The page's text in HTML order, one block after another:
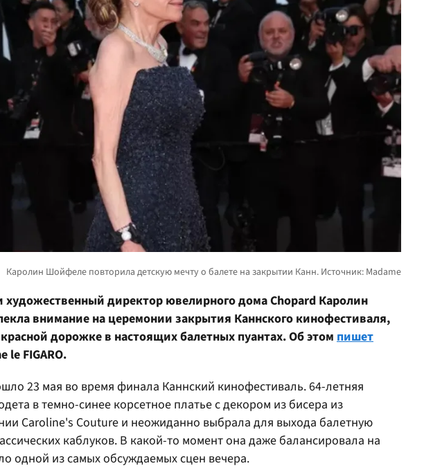
художественный директор ювелирного дома Chopard Каролин
внимание на церемонии закрытия Каннского кинофестиваля,
дорожке в настоящих балетных пуантах. Об этом пишет
le FIGARO.
23 мая во время финала Каннский кинофестиваль. 64-летняя
в темно-синее корсетное платье с декором из бисера из
Caroline's Couture и неожиданно выбрала для выхода балетную
каблуков. В какой-то момент она даже балансировала на
одной из самых обсуждаемых сцен вечера.